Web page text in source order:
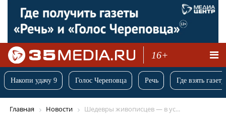
16+
Накопи удачу 9 Голос Череповца Речь Где взять
Главная Новости Шедевры живописцев — в ус...